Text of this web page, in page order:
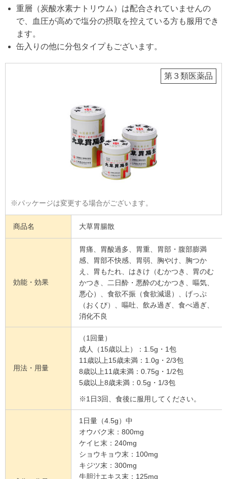
重層（炭酸水素ナトリウム）は配合されていませんの
で、血圧が高めで塩分の摂取を控えている方も服用でき
ます。
缶入りの他に分包タイプもございます。
第３類医薬品
※パッケージは変更する場合がございます。
商品名 大草胃腸散
効能・効果
胃痛、胃酸過多、胃重、胃部・腹部膨満
感、胃部不快感、胃弱、胸やけ、胸つか
え、胃もたれ、はきけ（むかつき、胃のむ
かつき、二日酔・悪酔のむかつき、嘔気、
悪心）、食欲不振（食欲減退）、げっぷ
（おくび）、嘔吐、飲み過ぎ、食べ過ぎ、
消化不良
用法・用量
（1回量）
成人（15歳以上）：1.5g・1包
11歳以上15歳未満：1.0g・2/3包
8歳以上11歳未満：0.75g・1/2包
5歳以上8歳未満：0.5g・1/3包
※1日3回、食後に服用してください。
1日量（4.5g）中
オウバク末：800mg
ケイヒ末：240mg
ショウキョウ末：100mg
キジツ末：300mg
牛胆汁エキス末：125mg